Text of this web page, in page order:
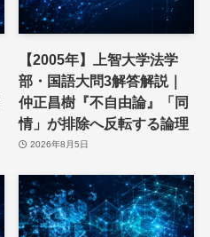
【2005年】上智大学法学
部・国語大問3解答解説｜
仲正昌樹『不自由論』「同
情」が排除へ反転する論理
2026年8月5日